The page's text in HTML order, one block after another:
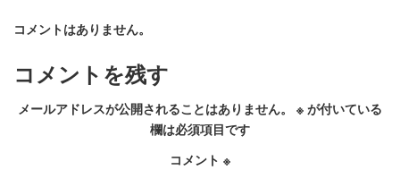
コメントはありません。
コメントを残す
メールアドレスが公開されることはありません。 ※ が付いている
欄は必須項目です
コメント ※